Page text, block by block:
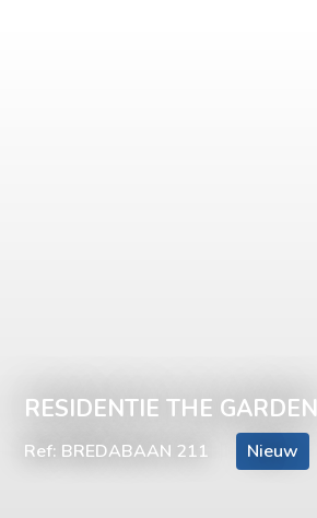
RESIDENTIE THE GARDEN
Ref: BREDABAAN 211 Nieuw